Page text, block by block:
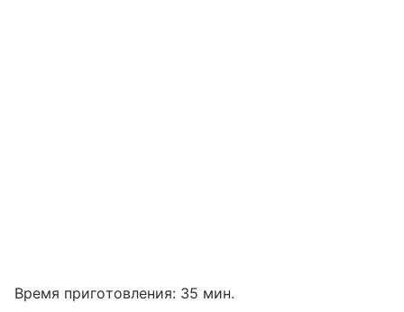
Время приготовления: 35 мин.